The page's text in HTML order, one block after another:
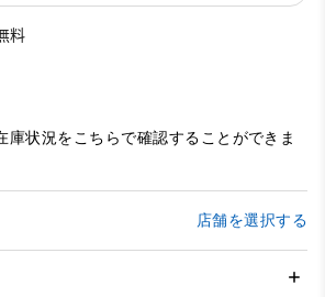
料
庫状況をこちらで確認することができま
店舗を選択する